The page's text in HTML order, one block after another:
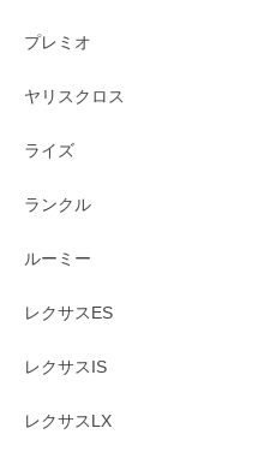
プレミオ
ヤリスクロス
ライズ
ランクル
ルーミー
レクサスES
レクサスIS
レクサスLX